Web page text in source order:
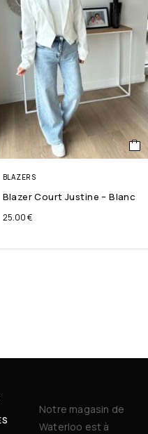
BLAZERS
Blazer Court Justine – Blanc
25.00€
Notre magasin de
Waterloo est à